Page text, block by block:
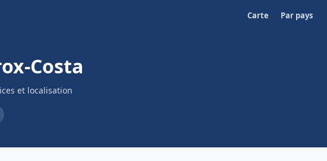
Carte Par pays
Costa
et localisation